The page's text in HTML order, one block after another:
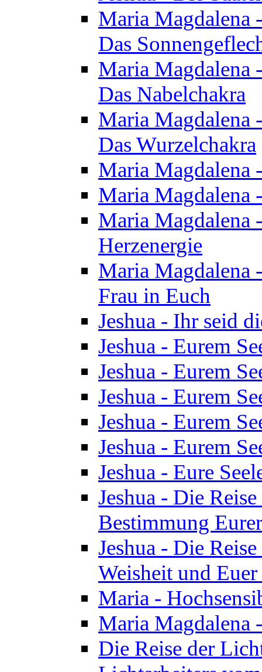
Maria Magdalena
Das
Maria Magdalena
Das Nabelchakra
Maria Magdalena
Das Wurzelchakra
Maria Magdalena
Maria Magdalena
Maria Magdalena
Herzenergie
Maria Magdalena
Frau in Euch
Jeshua - Ihr seid
Jeshua - Eurem
Jeshua - Eurem
Jeshua - Eurem
Jeshua - Eurem
Jeshua - Eurem
Jeshua - Eure
Jeshua - Die
Bestimmung
Jeshua - Die
Weisheit und
Maria -
Maria Magdalena
Die Reise der